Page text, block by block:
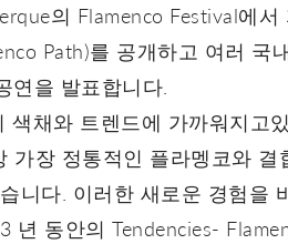
의 Flamenco Festival에서
Path)를 공개하고 여러 국
연을 발표합니다.
채와 트렌드에 가까워지고
가장 정통적인 플라멩코와 결
니다. 이러한 새로운 경험을
년 동안의 Tendencies-